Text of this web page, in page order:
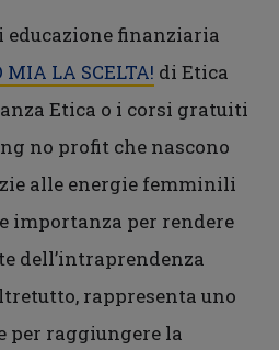
educazione finanziaria
MIA LA SCELTA! di Etica
Etica o i corsi gratuiti
no profit che nascono
alle energie femminili
importanza per rendere
dell’intraprendenza
rappresenta uno
per raggiungere la